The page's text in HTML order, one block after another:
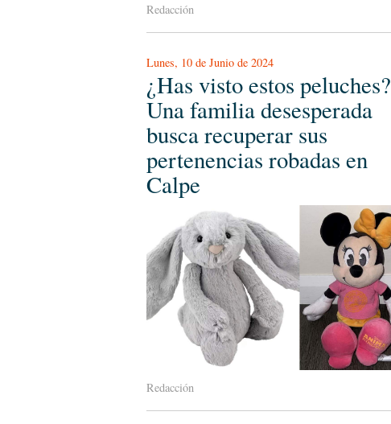
Redacción
Lunes, 10 de Junio de 2024
¿Has visto estos peluches?
Una familia desesperada
busca recuperar sus
pertenencias robadas en
Calpe
Redacción